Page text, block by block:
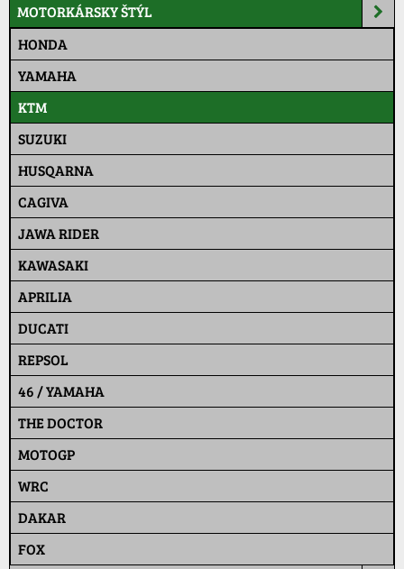
MOTORKÁRSKY ŠTÝL
HONDA
YAMAHA
KTM
SUZUKI
HUSQARNA
CAGIVA
JAWA RIDER
KAWASAKI
APRILIA
DUCATI
REPSOL
46 / YAMAHA
THE DOCTOR
MOTOGP
WRC
DAKAR
FOX